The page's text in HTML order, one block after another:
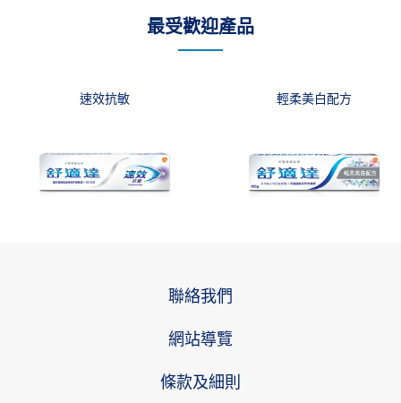
最受歡迎產品
速效抗敏 輕柔美白配方
聯絡我們
網站導覽
條款及細則